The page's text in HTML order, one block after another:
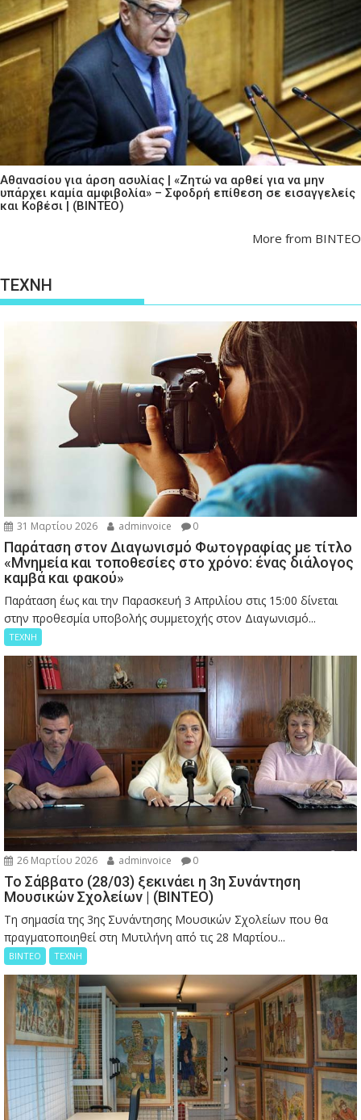
Αθανασίου για άρση ασυλίας | «Ζητώ να αρθεί για να μην
υπάρχει καμία αμφιβολία» – Σφοδρή επίθεση σε εισαγγελείς
και Κοβέσι | (ΒΙΝΤΕΟ)
More from ΒΙΝΤΕΟ
ΤΕΧΝΗ
31 Μαρτίου 2026 adminvoice 0
Παράταση στον Διαγωνισμό Φωτογραφίας με τίτλο
«Μνημεία και τοποθεσίες στο χρόνο: ένας διάλογος
καμβά και φακού»
Παράταση έως και την Παρασκευή 3 Απριλίου στις 15:00 δίνεται
στην προθεσμία υποβολής συμμετοχής στον Διαγωνισμό...
ΤΕΧΝΗ
26 Μαρτίου 2026 adminvoice 0
Το Σάββατο (28/03) ξεκινάει η 3η Συνάντηση
Μουσικών Σχολείων | (ΒΙΝΤΕΟ)
Τη σημασία της 3ης Συνάντησης Μουσικών Σχολείων που θα
πραγματοποιηθεί στη Μυτιλήνη από τις 28 Μαρτίου...
ΒΙΝΤΕΟ ΤΕΧΝΗ